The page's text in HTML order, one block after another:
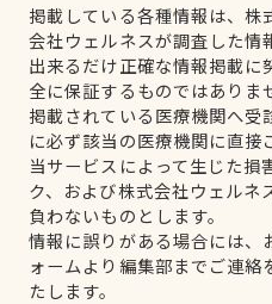
掲載している各種情報は、
会社ウェルネスが調査した情
出来るだけ正確な情報掲載
全に保証するものではありま
掲載されている医療機関へ
に必ず該当の医療機関に直接
当サービスによって生じた損
ク、および株式会社ウェル
負わないものとします。
情報に誤りがある場合には、
ォームより編集部までご連
たします。